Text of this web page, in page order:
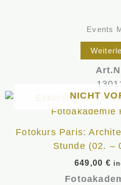
Events
NICHT
Fotokurs Paris:
Stunde (02. –
649,00 €